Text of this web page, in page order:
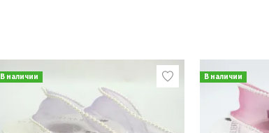
В наличии В наличии